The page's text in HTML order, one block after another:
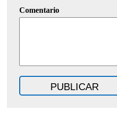
Comentario